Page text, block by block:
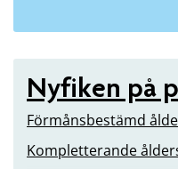
Nyfiken på
Förmånsbestämd
Kompletterande